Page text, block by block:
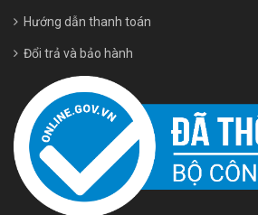
Hướng dẫn thanh toán
Đổi trả và bảo hành